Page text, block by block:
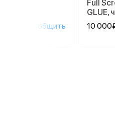
сообщить
Full
GLUE,
10